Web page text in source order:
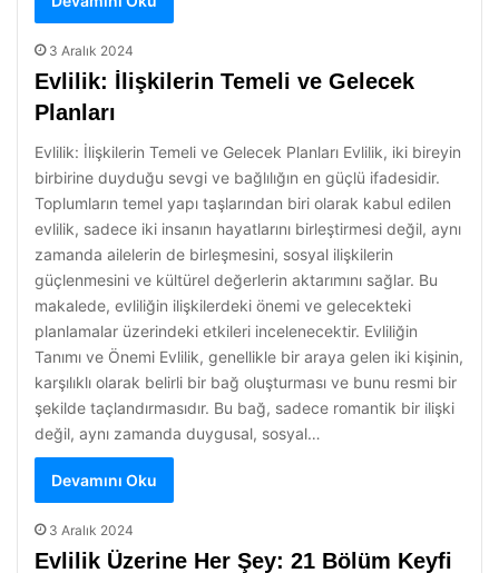
3 Aralık 2024
Evlilik: İlişkilerin Temeli ve Gelecek
Planları
Evlilik: İlişkilerin Temeli ve Gelecek Planları Evlilik, iki bireyin
birbirine duyduğu sevgi ve bağlılığın en güçlü ifadesidir.
Toplumların temel yapı taşlarından biri olarak kabul edilen
evlilik, sadece iki insanın hayatlarını birleştirmesi değil, aynı
zamanda ailelerin de birleşmesini, sosyal ilişkilerin
güçlenmesini ve kültürel değerlerin aktarımını sağlar. Bu
makalede, evliliğin ilişkilerdeki önemi ve gelecekteki
planlamalar üzerindeki etkileri incelenecektir. Evliliğin
Tanımı ve Önemi Evlilik, genellikle bir araya gelen iki kişinin,
karşılıklı olarak belirli bir bağ oluşturması ve bunu resmi bir
şekilde taçlandırmasıdır. Bu bağ, sadece romantik bir ilişki
değil, aynı zamanda duygusal, sosyal…
Devamını Oku
3 Aralık 2024
Evlilik Üzerine Her Şey: 21 Bölüm Keyfi